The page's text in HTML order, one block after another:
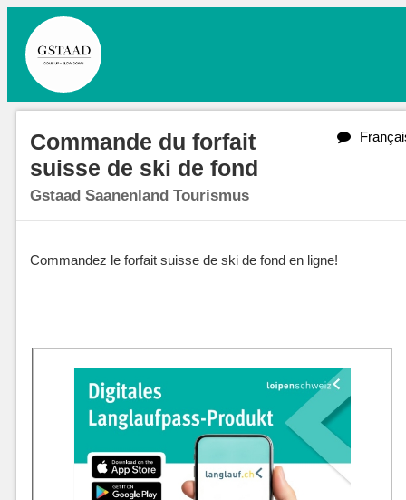
Commande du forfait
suisse de ski de fond
Gstaad Saanenland Tourismus
Commandez le forfait suisse de ski de fond en ligne!